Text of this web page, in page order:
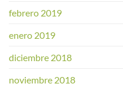
febrero 2019
enero 2019
diciembre 2018
noviembre 2018